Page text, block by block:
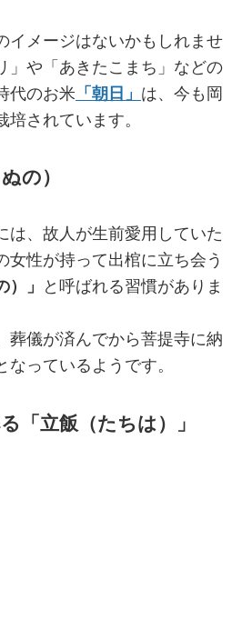
イメージはないかもしれませ
」や「あきたこまち」などの
代のお米 「朝日」 は、今も岡
されています。
の）
は、故人が生前愛用していた
女性が持って出棺に立ち会う
）」
と呼ばれる習慣がありま
葬儀が済んでから菩提寺に納
っているようです。
「立飯（たちは）」